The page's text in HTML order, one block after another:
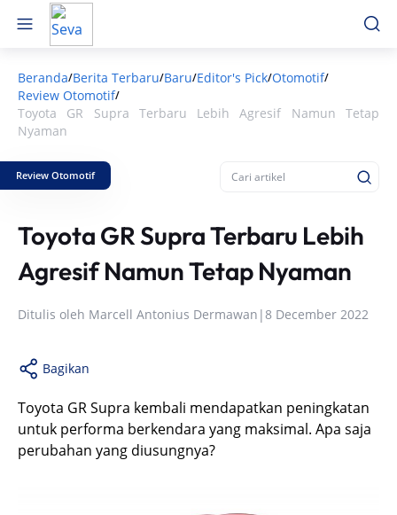
Beranda/Berita Terbaru/Baru/Editor's Pick/Otomotif/
Review Otomotif/
Toyota GR Supra Terbaru Lebih Agresif Namun Tetap
Nyaman
Review Otomotif
Toyota GR Supra Terbaru Lebih
Agresif Namun Tetap Nyaman
Ditulis oleh Marcell Antonius Dermawan |8 December 2022
Bagikan
Toyota GR Supra kembali mendapatkan peningkatan
untuk performa berkendara yang maksimal. Apa saja
perubahan yang diusungnya?